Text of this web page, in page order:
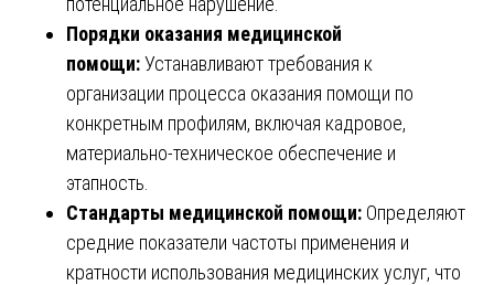
Порядки оказания медицинской
помощи:Устанавливают требования к
организации процесса оказания помощи по
конкретным профилям, включая кадровое,
материально-техническое обеспечение и
этапность.
Стандарты медицинской помощи: Определяют
средние показатели частоты применения и
кратности использования медицинских услуг, что